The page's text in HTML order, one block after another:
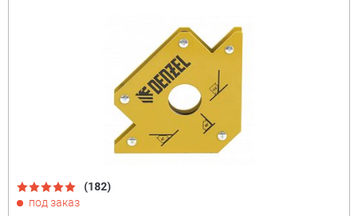
(182)
под заказ